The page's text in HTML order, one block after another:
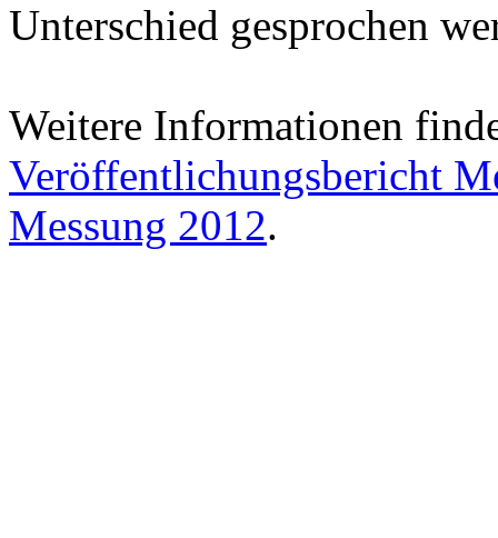
Unterschied gesprochen
Weitere Informationen
Veröffentlichungsbericht
Messung 2012.